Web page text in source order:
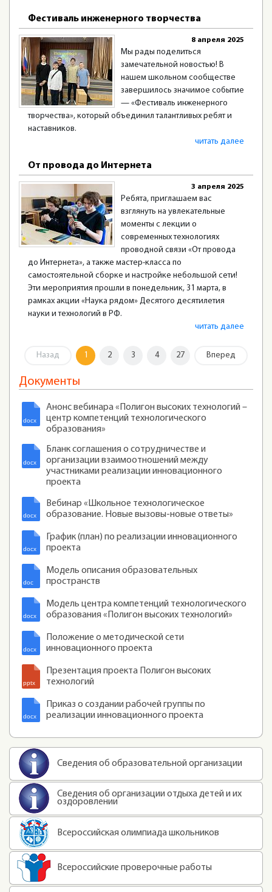
Фестиваль инженерного творчества
8 апреля 2025
Мы рады поделиться
замечательной новостью! В
нашем школьном сообществе
завершилось значимое событие
— «Фестиваль инженерного
творчества», который объединил талантливых ребят и
наставников.
читать далее
От провода до Интернета
3 апреля 2025
Ребята, приглашаем вас
взглянуть на увлекательные
моменты с лекции о
современных технологиях
проводной связи «От провода
до Интернета», а также мастер-класса по
самостоятельной сборке и настройке небольшой сети!
Эти мероприятия прошли в понедельник, 31 марта, в
рамках акции «Наука рядом» Десятого десятилетия
науки и технологий в РФ.
читать далее
Назад 1 2 3 4 27 Вперед
Документы
Анонс вебинара «Полигон высоких технологий –
центр компетенций технологического
образования»
Бланк соглашения о сотрудничестве и
организации взаимоотношений между
участниками реализации инновационного
проекта
Вебинар «Школьное технологическое
образование. Новые вызовы-новые ответы»
График (план) по реализации инновационного
проекта
Модель описания образовательных
пространств
Модель центра компетенций технологического
образования «Полигон высоких технологий»
Положение о методической сети
инновационного проекта
Презентация проекта Полигон высоких
технологий
Приказ о создании рабочей группы по
реализации инновационного проекта
Сведения об образовательной организации
Сведения об организации отдыха детей и их
оздоровлении
Всероссийская олимпиада школьников
Всероссийские проверочные работы